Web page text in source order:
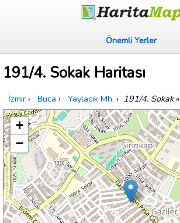
Önemli Yerler
191/4. Sokak Haritası
İzmir › Buca › Yaylacık Mh. › 191/4. Sokak»
+
−